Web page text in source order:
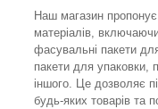
Наш магазин пропонує
матеріалів,
фасувальні пакети
пакети для упаковки,
іншого. Це дозволяє
будь-яких товарів та